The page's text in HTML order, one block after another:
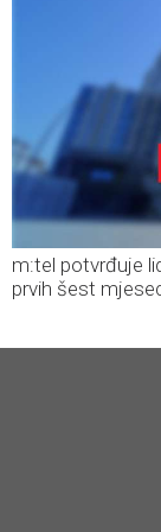
m:tel potvrđuje
prvih šest